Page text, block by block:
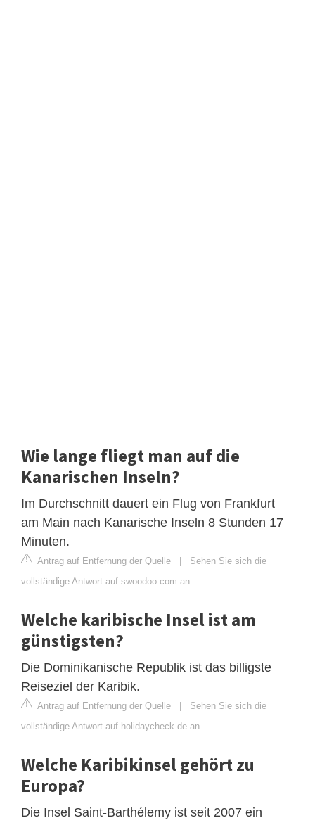
Wie lange fliegt man auf die
Kanarischen Inseln?
Im Durchschnitt dauert ein Flug von Frankfurt
am Main nach Kanarische Inseln 8 Stunden 17
Minuten.
Antrag auf Entfernung der Quelle | Sehen Sie sich die
vollständige Antwort auf swoodoo.com an
Welche karibische Insel ist am
günstigsten?
Die Dominikanische Republik ist das billigste
Reiseziel der Karibik.
Antrag auf Entfernung der Quelle | Sehen Sie sich die
vollständige Antwort auf holidaycheck.de an
Welche Karibikinsel gehört zu
Europa?
Die Insel Saint-Barthélemy ist seit 2007 ein